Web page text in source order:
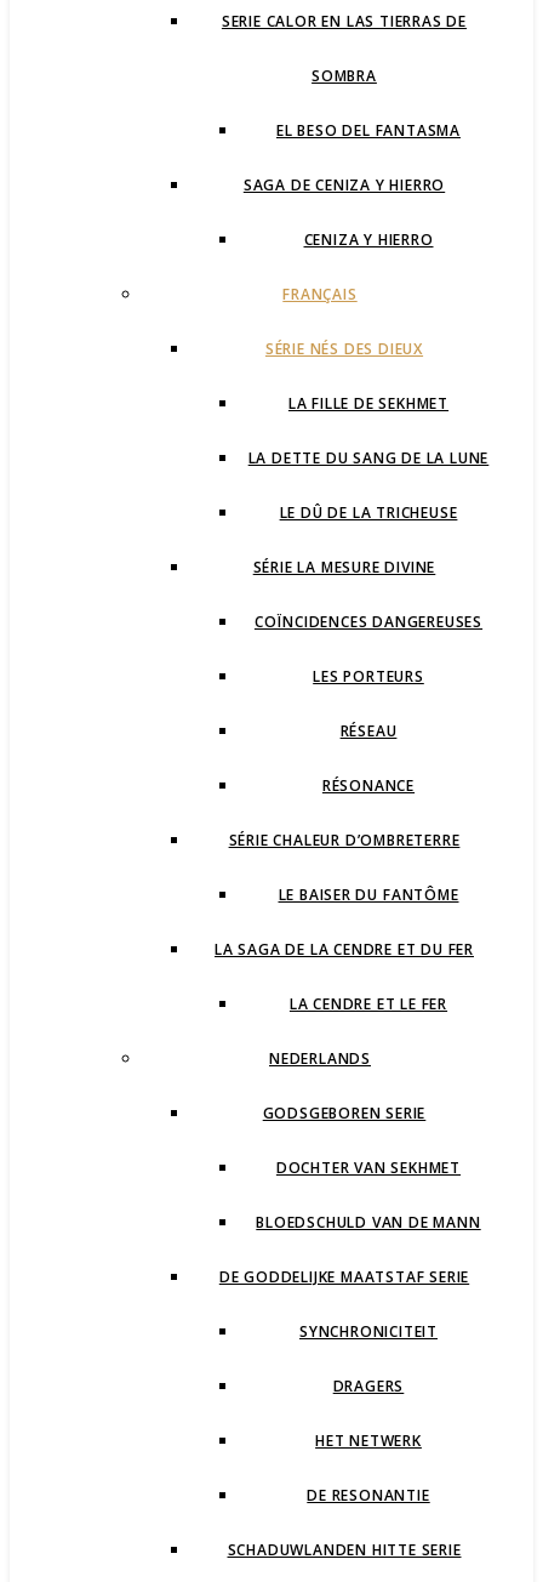
SERIE CALOR EN LAS TIERRAS DE
SOMBRA
EL BESO DEL FANTASMA
SAGA DE CENIZA Y HIERRO
CENIZA Y HIERRO
FRANÇAIS
SÉRIE NÉS DES DIEUX
LA FILLE DE SEKHMET
LA DETTE DU SANG DE LA LUNE
LE DÛ DE LA TRICHEUSE
SÉRIE LA MESURE DIVINE
COÏNCIDENCES DANGEREUSES
LES PORTEURS
RÉSEAU
RÉSONANCE
SÉRIE CHALEUR D’OMBRETERRE
LE BAISER DU FANTÔME
LA SAGA DE LA CENDRE ET DU FER
LA CENDRE ET LE FER
NEDERLANDS
GODSGEBOREN SERIE
DOCHTER VAN SEKHMET
BLOEDSCHULD VAN DE MANN
DE GODDELIJKE MAATSTAF SERIE
SYNCHRONICITEIT
DRAGERS
HET NETWERK
DE RESONANTIE
SCHADUWLANDEN HITTE SERIE